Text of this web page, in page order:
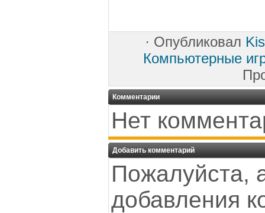
· Опубликовал
Компьютерные
Комментарии
Нет
Добавить комментарий
Пожалуйста,
добавления